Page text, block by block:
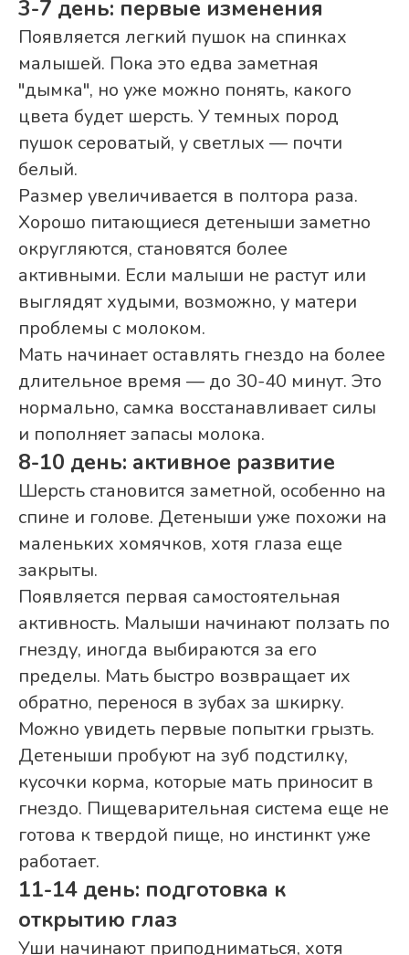
3-7 день: первые изменения
Появляется легкий пушок на спинках
малышей. Пока это едва заметная
"дымка", но уже можно понять, какого
цвета будет шерсть. У темных пород
пушок сероватый, у светлых — почти
белый.
Размер увеличивается в полтора раза.
Хорошо питающиеся детеныши заметно
округляются, становятся более
активными. Если малыши не растут или
выглядят худыми, возможно, у матери
проблемы с молоком.
Мать начинает оставлять гнездо на более
длительное время — до 30-40 минут. Это
нормально, самка восстанавливает силы
и пополняет запасы молока.
8-10 день: активное развитие
Шерсть становится заметной, особенно на
спине и голове. Детеныши уже похожи на
маленьких хомячков, хотя глаза еще
закрыты.
Появляется первая самостоятельная
активность. Малыши начинают ползать по
гнезду, иногда выбираются за его
пределы. Мать быстро возвращает их
обратно, перенося в зубах за шкирку.
Можно увидеть первые попытки грызть.
Детеныши пробуют на зуб подстилку,
кусочки корма, которые мать приносит в
гнездо. Пищеварительная система еще не
готова к твердой пище, но инстинкт уже
работает.
11-14 день: подготовка к
открытию глаз
Уши начинают приподниматься, хотя